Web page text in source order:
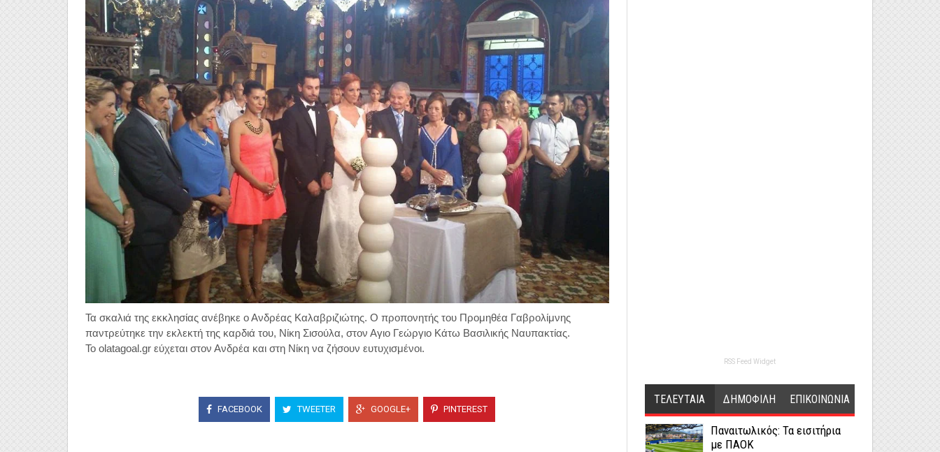
Τα σκαλιά της εκκλησίας ανέβηκε ο Ανδρέας Καλαβριζιώτης. Ο προπονητής του Προμηθέα Γαβρολίμνης
παντρεύτηκε την εκλεκτή της καρδιά του, Νίκη Σισούλα, στον Αγιο Γεώργιο Κάτω Βασιλικής Ναυπακτίας.
Το olatagoal.gr εύχεται στον Ανδρέα και στη Νίκη να ζήσουν ευτυχισμένοι.
FACEBOOK TWEETER GOOGLE+ PINTEREST
RSS Feed Widget
ΤΕΛΕΥΤΑΙΑ ΔΗΜΟΦΙΛΗ ΕΠΙΚΟΙΝΩΝΙΑ
Παναιτωλικός: Τα εισιτήρια
με ΠΑΟΚ